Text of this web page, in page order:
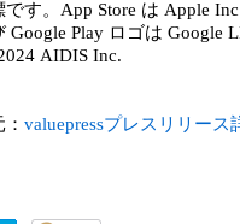
です。App Store は Apple
Google Play ロゴは Google
AIDIS Inc.
valuepressプレスリリース